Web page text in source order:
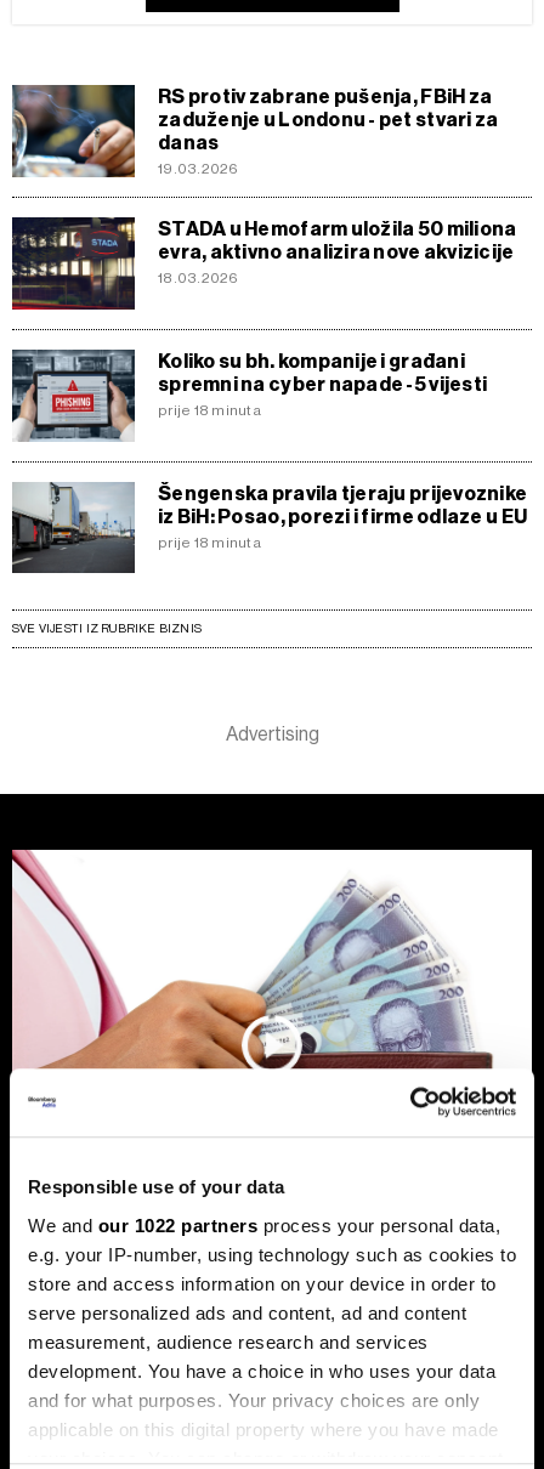
Responsible use of your data
We and our 1022 partners process your personal data,
e.g. your IP-number, using technology such as cookies to
store and access information on your device in order to
serve personalized ads and content, ad and content
measurement, audience research and services
development. You have a choice in who uses your data
and for what purposes. Your privacy choices are only
applicable on this digital property where you have made
your choices. You can change or withdraw your consent
RS protiv zabrane pušenja, FBiH za
zaduženje u Londonu - pet stvari za
danas
19.03.2026
STADA u Hemofarm uložila 50 miliona
evra, aktivno analizira nove akvizicije
18.03.2026
Koliko su bh. kompanije i građani
spremni na cyber napade -5 vijesti
prije 18 minuta
Šengenska pravila tjeraju prijevoznike
iz BiH: Posao, porezi i firme odlaze u EU
prije 18 minuta
SVE VIJESTI IZ RUBRIKE BIZNIS
Banke traže veći limit za potrošačke
kredite: Prag od 50.000 KM prenizak
Banke u Bosni i Hercegovini (BiH) traže povećanje limita za
potrošačke, odnosno nenamjenske kredite sa sadašnjih
50.000 KM, tvrdeći da taj prag više ne odgovara rastu
plata i životnih troškova.